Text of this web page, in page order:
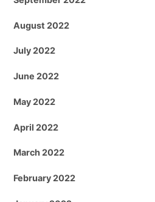
August 2022
July 2022
June 2022
May 2022
April 2022
March 2022
February 2022